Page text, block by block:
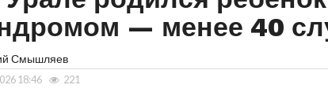
— менее 40
Смышляев
18:46 221